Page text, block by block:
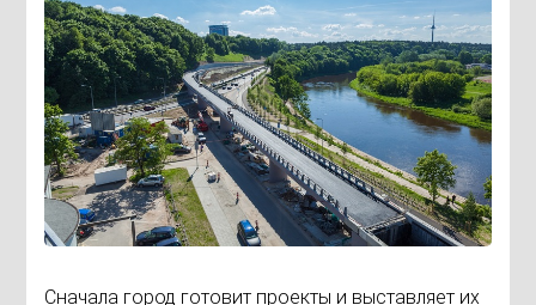
Сначала город готовит проекты и выставляет их